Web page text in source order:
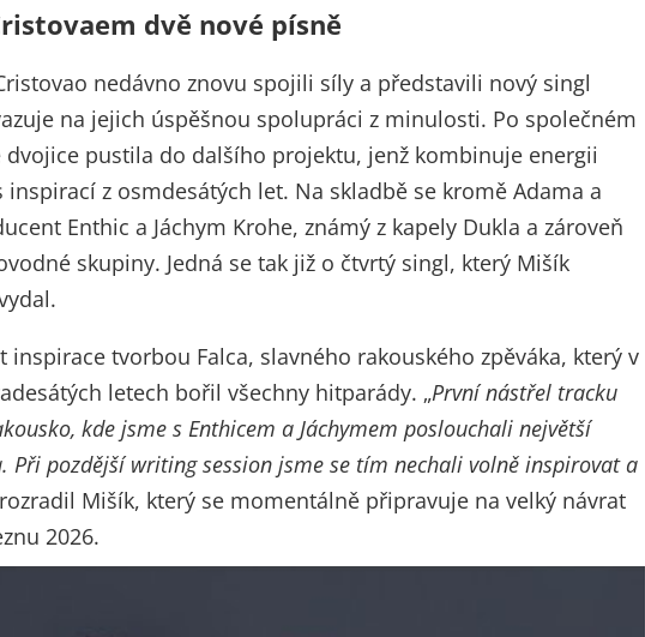
dvě nové písně
nedávno znovu spojili síly a představili nový singl
na jejich úspěšnou spolupráci z minulosti. Po společném
pustila do dalšího projektu, jenž kombinuje energii
z osmdesátých let. Na skladbě se kromě Adama a
Enthic a Jáchym Krohe, známý z kapely Dukla a zároveň
skupiny. Jedná se tak již o čtvrtý singl, který Mišík
inspirace tvorbou Falca, slavného rakouského zpěváka, který v
letech bořil všechny hitparády. „První nástřel tracku
kde jsme s Enthicem a Jáchymem poslouchali největší
Při pozdější writing session jsme se tím nechali volně inspirovat a
Mišík, který se momentálně připravuje na velký návrat
2026.